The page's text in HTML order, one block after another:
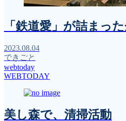
「鉄道愛」が詰まっ
2023.08.04
できごと
webtoday
WEBTODAY
美し森で、清掃活動